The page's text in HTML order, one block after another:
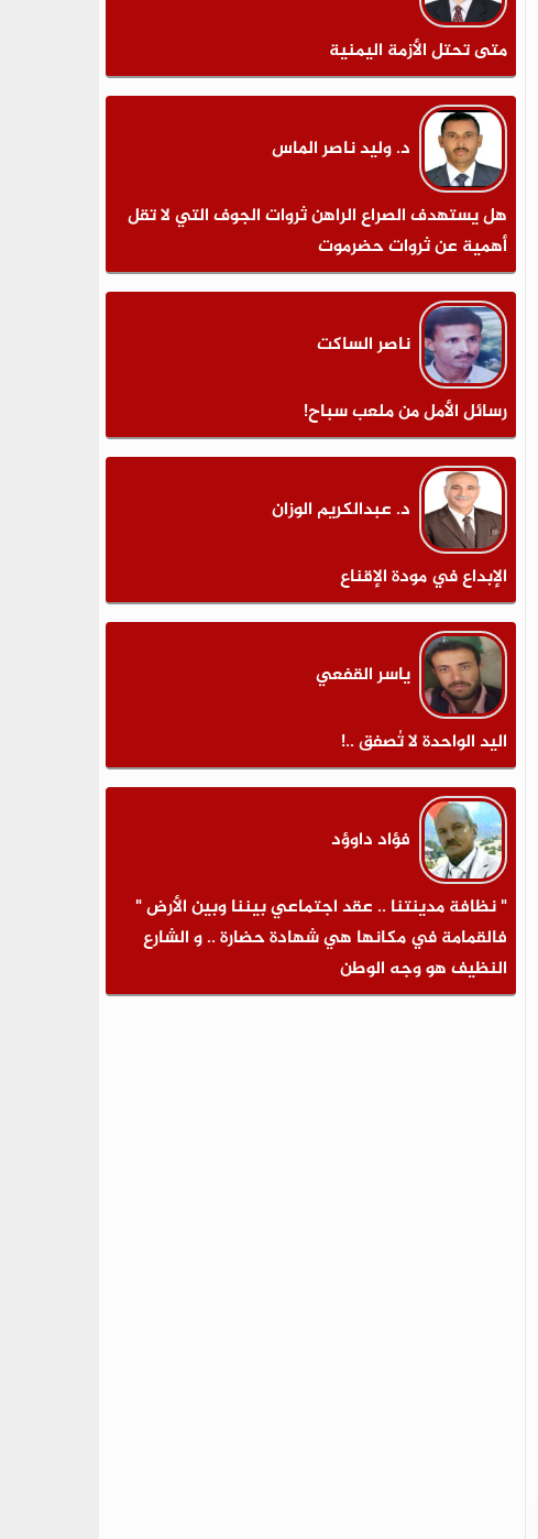
متى تحتل الأزمة اليمنية
د. وليد ناصر الماس
هل يستهدف الصراع الراهن ثروات الجوف التي لا تقل
أهمية عن ثروات حضرموت
ناصر الساكت
رسائل الأمل من ملعب سباح!
د. عبدالكريم الوزان
الإبداع في مودة الإقناع
ياسر القفعي
اليد الواحدة لا تُصفق ..!
فؤاد داوؤد
" نظافة مدينتنا .. عقد اجتماعي بيننا وبين الأرض "
فالقمامة في مكانها هي شهادة حضارة .. و الشارع
النظيف هو وجه الوطن